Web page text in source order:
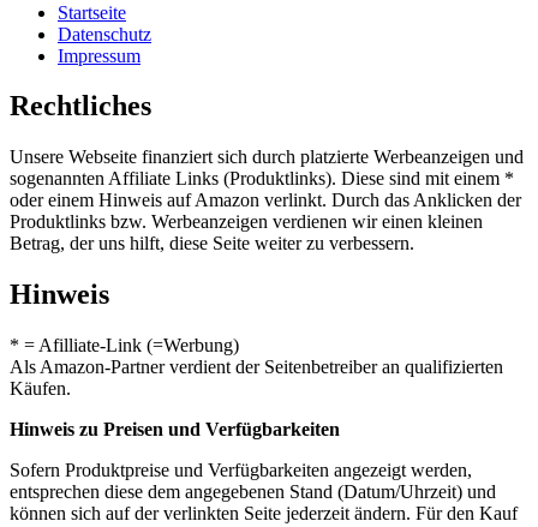
Startseite
Datenschutz
Impressum
Rechtliches
Unsere Webseite finanziert sich durch platzierte Werbeanzeigen und
sogenannten Affiliate Links (Produktlinks). Diese sind mit einem *
oder einem Hinweis auf Amazon verlinkt. Durch das Anklicken der
Produktlinks bzw. Werbeanzeigen verdienen wir einen kleinen
Betrag, der uns hilft, diese Seite weiter zu verbessern.
Hinweis
* = Afilliate-Link (=Werbung)
Als Amazon-Partner verdient der Seitenbetreiber an qualifizierten
Käufen.
Hinweis zu Preisen und Verfügbarkeiten
Sofern Produktpreise und Verfügbarkeiten angezeigt werden,
entsprechen diese dem angegebenen Stand (Datum/Uhrzeit) und
können sich auf der verlinkten Seite jederzeit ändern. Für den Kauf